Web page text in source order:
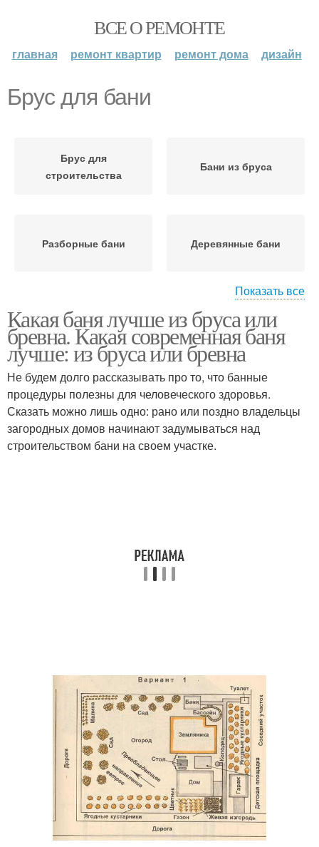
ВСЕ О РЕМОНТЕ
главная ремонт квартир ремонт дома дизайн
Брус для бани
Брус для
строительства
Бани из бруса
Разборные бани Деревянные бани
Бревенчатые бани Брус под ключ
Брус для стен
Показать все
Какая баня лучше из бруса или
бревна. Какая современная баня
лучше: из бруса или бревна
Не будем долго рассказывать про то, что банные
процедуры полезны для человеческого здоровья.
Сказать можно лишь одно: рано или поздно владельцы
загородных домов начинают задумываться над
строительством бани на своем участке.